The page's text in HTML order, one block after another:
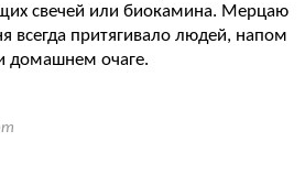
свечей или биокамина. Мерцаю
всегда притягивало людей, напом
домашнем очаге.